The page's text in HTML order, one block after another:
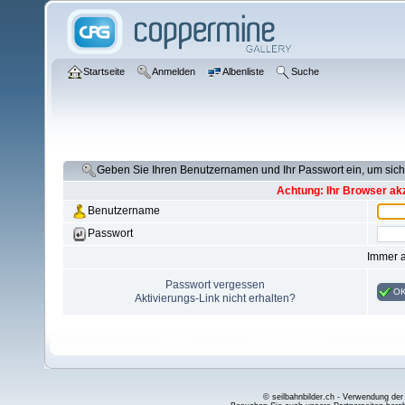
Startseite Anmelden Albenliste Suche
Geben Sie Ihren Benutzernamen und Ihr Passwort ein, um
Achtung: Ihr Browser
Benutzername
Passwort
Immer
Passwort vergessen
Aktivierungs-Link nicht erhalten?
© seilbahnbilder.ch - Verwendung